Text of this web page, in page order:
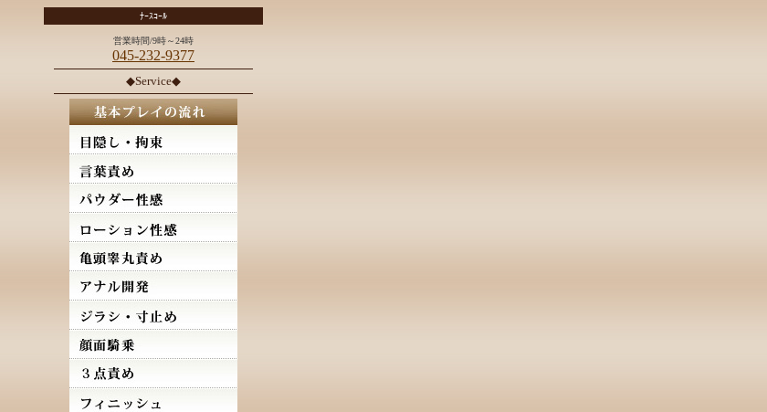
ﾅｰｽｺｰﾙ
営業時間/9時～24時
045-232-9377
◆Service◆